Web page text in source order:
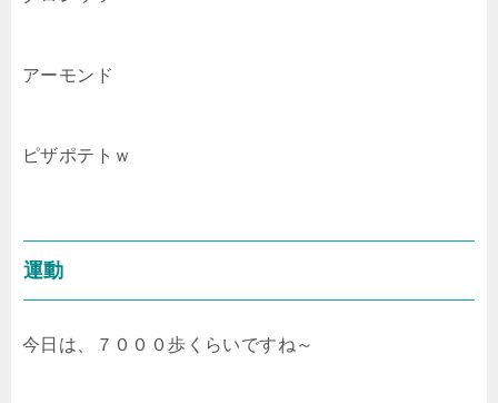
アーモンド
ピザポテトｗ
運動
今日は、７０００歩くらいですね～